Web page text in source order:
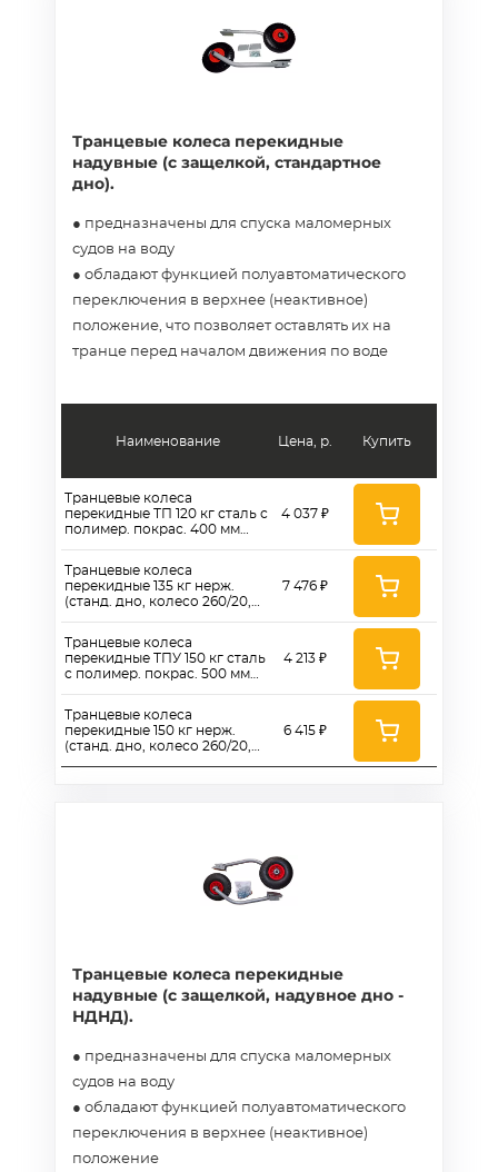
Транцевые колеса перекидные
надувные (с защелкой, стандартное
дно).
● предназначены для спуска маломерных
судов на воду
● обладают функцией полуавтоматического
переключения в верхнее (неактивное)
положение, что позволяет оставлять их на
транце перед началом движения по воде
Наименование
Транцевые колеса
перекидные ТП 120 кг сталь с
полимер. покрас. 400 мм
Транцевые колеса
перекидные 135 кг нерж.
(станд. дно, колесо 260/20,
Транцевые колеса
перекидные ТПУ 150 кг сталь
с полимер. покрас. 500 мм
Транцевые колеса
перекидные 150 кг нерж.
(станд. дно, колесо 260/20,
Цена, р.
4 037 ₽
7 476 ₽
4 213 ₽
6 415 ₽
Купить
Транцевые колеса перекидные
надувные (с защелкой, надувное дно -
НДНД).
● предназначены для спуска маломерных
судов на воду
● обладают функцией полуавтоматического
переключения в верхнее (неактивное)
положение